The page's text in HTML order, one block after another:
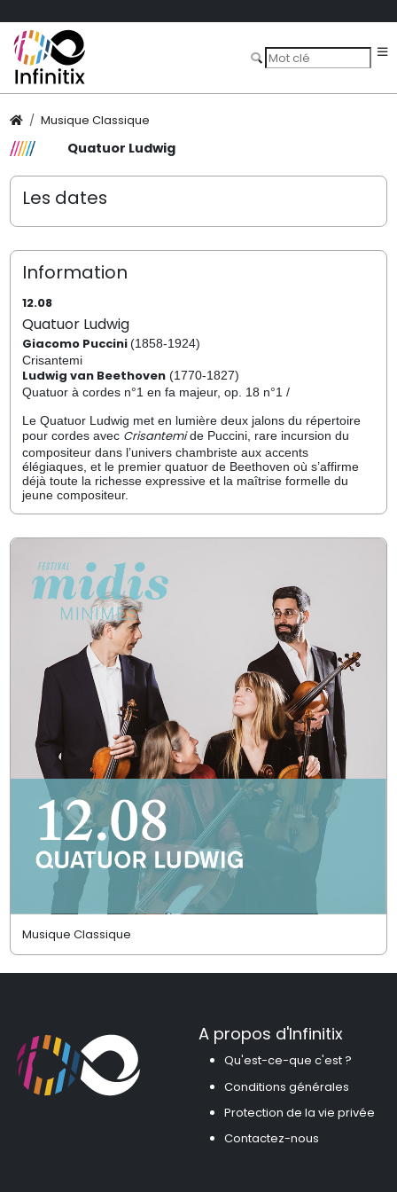
Musique Classique
Quatuor Ludwig
Les dates
Information
12.08
Quatuor Ludwig
Giacomo Puccini (1858-1924)
Crisantemi
Ludwig van Beethoven(1770-1827)
Quatuor à cordes n°1 en fa majeur, op. 18 n°1 /
Le Quatuor Ludwig met en lumière deux jalons du répertoire
pour cordes avec Crisantemide Puccini, rare incursion du
compositeur dans l’univers chambriste aux accents
élégiaques, et le premier quatuor de Beethoven où s’affirme
déjà toute la richesse expressive et la maîtrise formelle du
jeune compositeur.
Musique Classique
A propos d'Infinitix
Qu'est-ce-que c'est ?
Conditions générales
Protection de la vie privée
Contactez-nous